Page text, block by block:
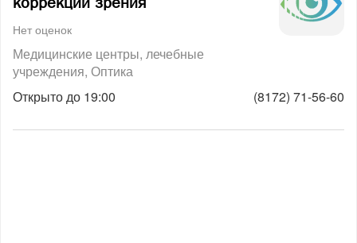
Нет оценок
Медицинские центры, лечебные
учреждения Оптика
Открыто до 19:00
(8172) 71-56-60